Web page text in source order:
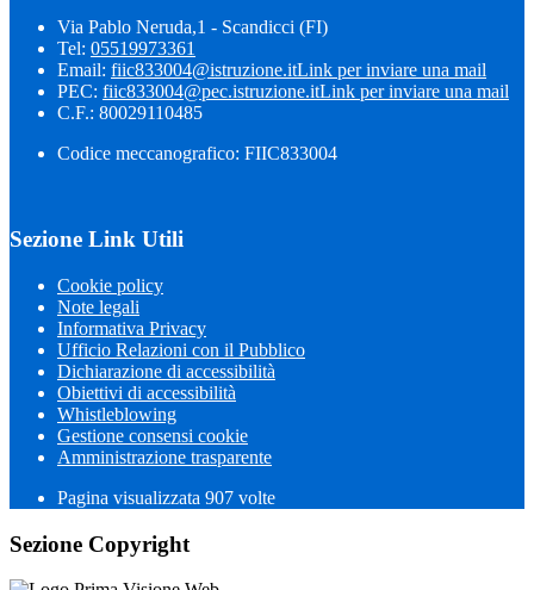
Via Pablo Neruda,1 - Scandicci (FI)
Tel: 05519973361
Email: fiic833004@istruzione.itLink per inviare una mail
PEC: fiic833004@pec.istruzione.itLink per inviare una mail
C.F.: 80029110485
Codice meccanografico: FIIC833004
Sezione Link Utili
Cookie policy
Note legali
Informativa Privacy
Ufficio Relazioni con il Pubblico
Dichiarazione di accessibilità
Obiettivi di accessibilità
Whistleblowing
Gestione consensi cookie
Amministrazione trasparente
Pagina visualizzata 907 volte
Sezione Copyright